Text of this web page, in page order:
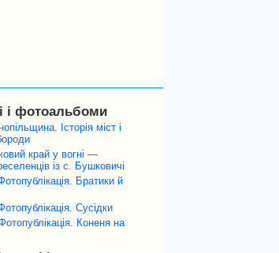
і фотоальбоми
Історія міст і
край у вогні —
із с. Бушковичі
Братики й
Сусідки
Коненя на